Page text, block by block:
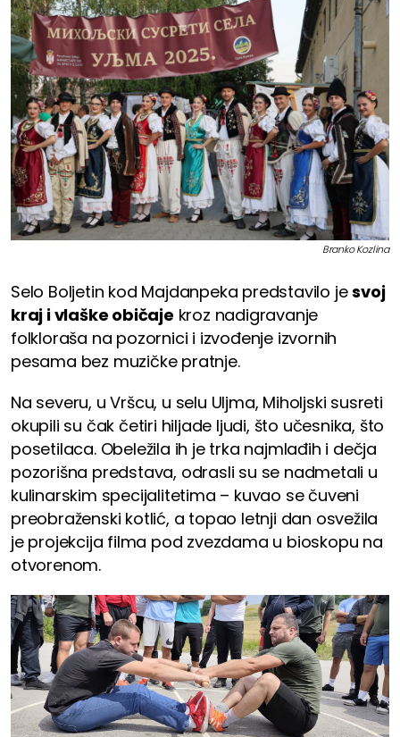
Branko Kozlina
Selo Boljetin kod Majdanpeka predstavilo jesvoj
kraj i vlaške običaje kroz nadigravanje
folkloraša na pozornici i izvođenje izvornih
pesama bez muzičke pratnje.
Na severu, u Vršcu, u selu Uljma, Miholjski susreti
okupili su čak četiri hiljade ljudi, što učesnika, što
posetilaca. Obeležila ih je trka najmlađih i dečja
pozorišna predstava, odrasli su se nadmetali u
kulinarskim specijalitetima – kuvao se čuveni
preobraženski kotlić, a topao letnji dan osvežila
je projekcija filma pod zvezdama u bioskopu na
otvorenom.